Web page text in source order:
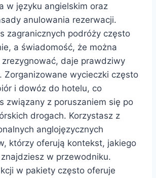
w języku angielskim oraz
anulowania rezerwacji.
zagranicznych podróży często
a świadomość, że można
daje prawdziwy
Zorganizowane wycieczki często
i dowóz do hotelu, co
związany z poruszaniem się po
drogach. Korzystasz z
anglojęzycznych
którzy oferują kontekst, jakiego
w przewodniku.
w pakiety często oferuje